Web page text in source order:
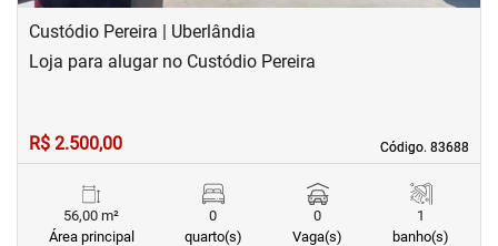
Custódio Pereira | Uberlândia
Código. 83688
Código. 83688
Loja para alugar no Custódio Pereira
R$ 2.500,00
56,00 m²
Área principal
0
quarto(s)
0
Vaga(s)
1
banho(s)